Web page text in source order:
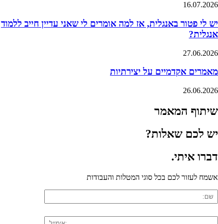
16.07.2026
יש לי פטור באנגלית, אז למה אומרים לי שאני עדיין חייב ללמוד
אנגלית?
27.06.2026
מאמרים אקדמיים על יצירתיות
26.06.2026
שיתוף המאמר
יש לכם שאלות?
דברו איתי.
אשמח לעזור לכם בכל סוגי המטלות והעבודות